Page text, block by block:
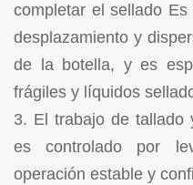
completar el sellado Es
desplazamiento y
de la botella, y es
frágiles y líquidos
3. El trabajo de tallado
es controlado por
operación estable y